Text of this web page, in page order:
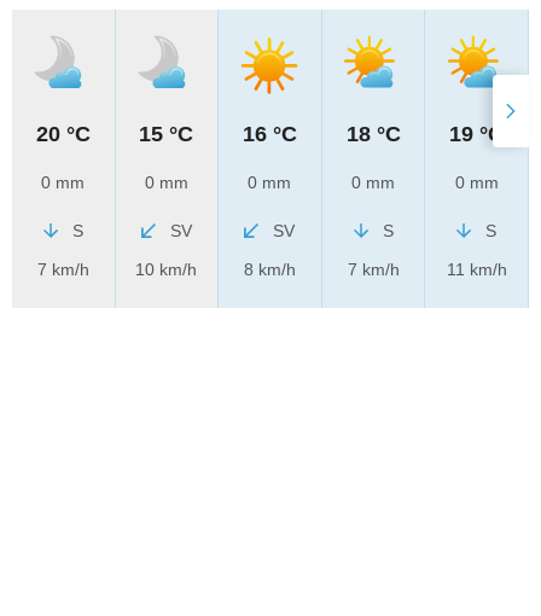
20 °C
0 mm
S
7 km/h
15 °C
0 mm
SV
10 km/h
16 °C
0 mm
SV
8 km/h
18 °C
0 mm
S
7 km/h
19 °C
0 mm
S
11 km/h